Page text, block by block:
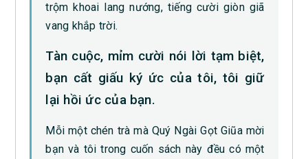
trộm khoai lang nướng, tiếng cười giòn giã
vang khắp trời.
Tàn cuộc, mỉm cười nói lời tạm biệt,
bạn cất giấu ký ức của tôi, tôi giữ
lại hồi ức của bạn.
Mỗi một chén trà mà Quý Ngài Gọt Giũa mời
bạn và tôi trong cuốn sách này đều có một